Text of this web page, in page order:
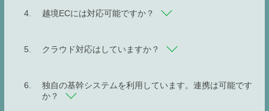
越境ECには対応可能ですか？
クラウド対応はしていますか？
独自の基幹システムを利用しています。連携は可能です
か？